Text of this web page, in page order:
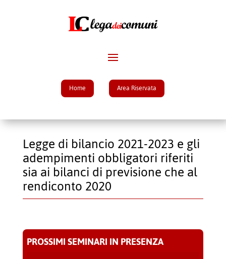
Home Area Riservata
Legge di bilancio 2021-2023 e gli
adempimenti obbligatori riferiti
sia ai bilanci di previsione che al
rendiconto 2020
PROSSIMI SEMINARI IN PRESENZA